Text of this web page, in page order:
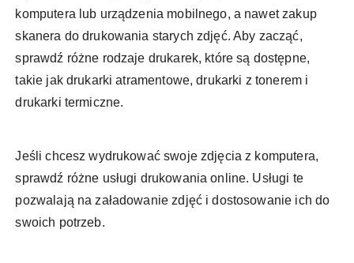
komputera lub urządzenia mobilnego, a nawet zakup
skanera do drukowania starych zdjęć. Aby zacząć,
sprawdź różne rodzaje drukarek, które są dostępne,
takie jak drukarki atramentowe, drukarki z tonerem i
drukarki termiczne.
Jeśli chcesz wydrukować swoje zdjęcia z komputera,
sprawdź różne usługi drukowania online. Usługi te
pozwalają na załadowanie zdjęć i dostosowanie ich do
swoich potrzeb.